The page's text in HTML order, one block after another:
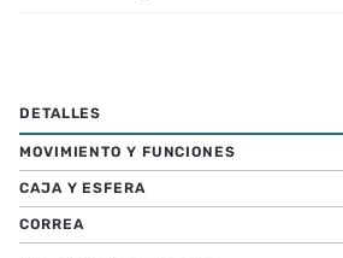
MOVIMIENTO Y FUNCIONES
CAJA Y ESFERA
CORREA